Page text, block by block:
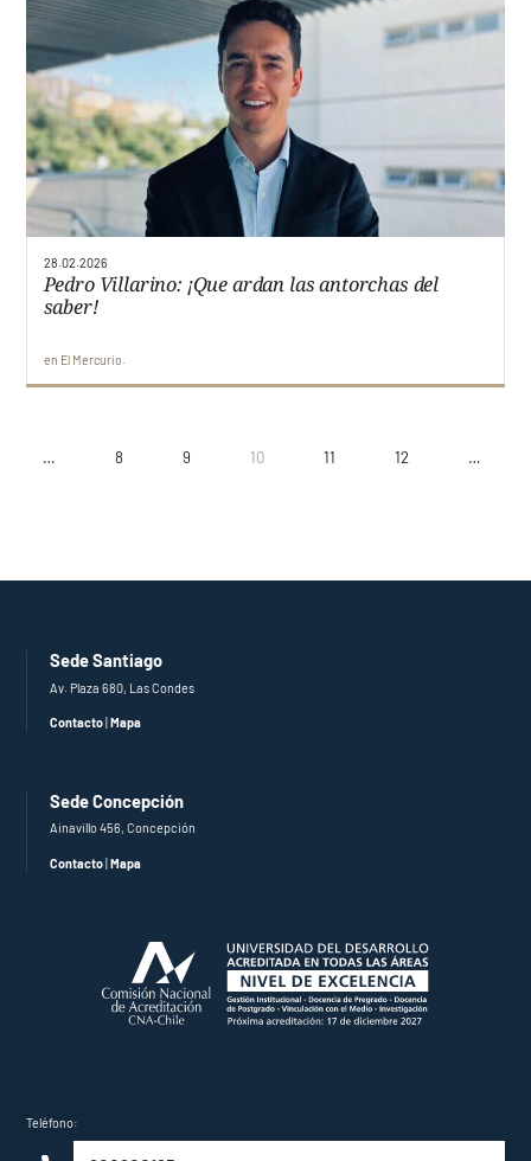
28.02.2026
Pedro Villarino: ¡Que ardan las antorchas del
saber!
en El Mercurio
… 8 9 10 11 12 …
Sede Santiago
Av. Plaza 680, Las Condes
Contacto|Mapa
Sede Concepción
Ainavillo 456, Concepción
Contacto|Mapa
Teléfono: